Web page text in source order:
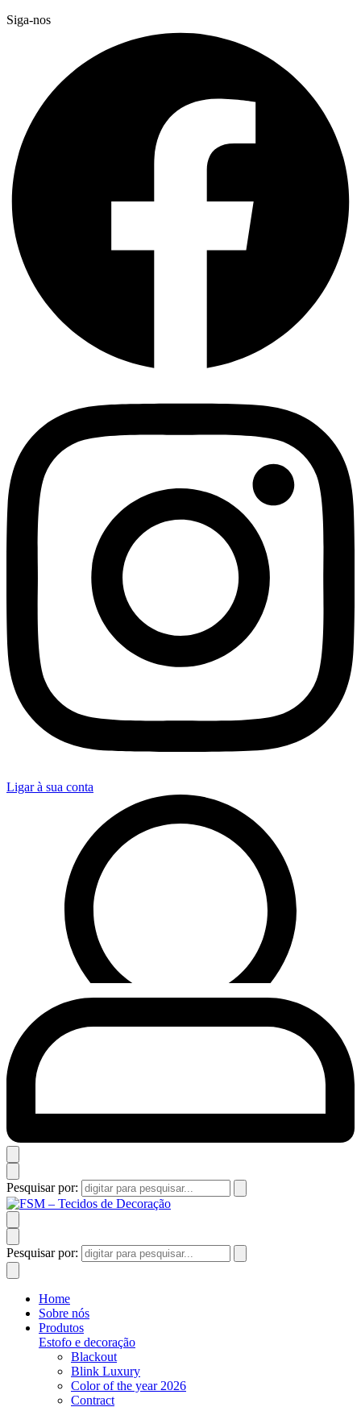
Siga-nos
Ligar à sua conta
Pesquisar por:
Pesquisar por:
Home
Sobre nós
Produtos
Estofo e decoração
Blackout
Blink Luxury
Color of the year 2026
Contract